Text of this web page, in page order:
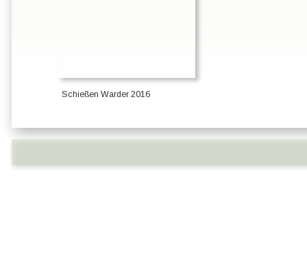
Schießen Warder 2016